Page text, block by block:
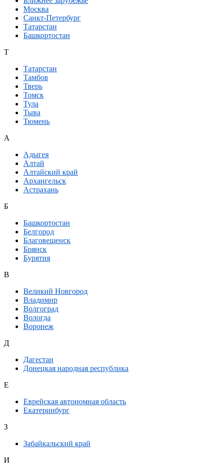
Москва
Санкт-Петербург
Татарстан
Башкортостан
Т
Татарстан
Тамбов
Тверь
Томск
Тула
Тыва
Тюмень
А
Адыгея
Алтай
Алтайский край
Архангельск
Астрахань
Б
Башкортостан
Белгород
Благовещенск
Брянск
Бурятия
В
Великий Новгород
Владимир
Волгоград
Вологда
Воронеж
Д
Дагестан
Донецкая народная республика
Е
Еврейская автономная область
Екатеринбург
З
Забайкальский край
И